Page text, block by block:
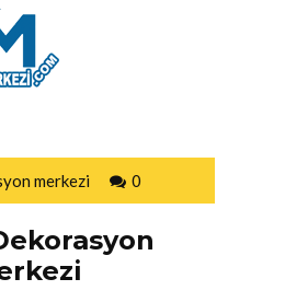
merkezi 0